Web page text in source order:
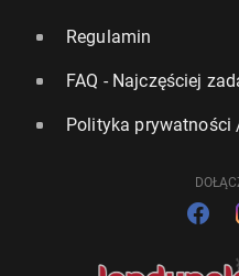
Regulamin
FAQ - Najczęściej
Polityka prywatności